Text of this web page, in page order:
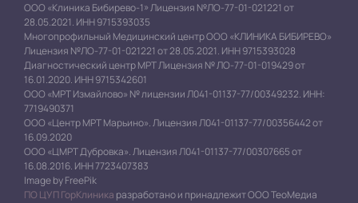
ООО «Клиника Бибирево-1» Лицензия №ЛО-77-01-021221 от
28.05.2021. ИНН 9715393035
Многопрофильный Медицинский центр ООО «КЛИНИКА БИБИРЕВО»
Лицензия №ЛО-77-01-021221 от 28.05.2021. ИНН 9715393028
Диагностический центр МРТ Лицензия № ЛО-77-01-019429 от
16.01.2020. ИНН 9715342601
ООО «МРТ Измайлово» № лицензии Л041-01137-77/00349232. ИНН:
7719490371
ООО «Центр МРТ Марьино». Лицензия Л041-01137-77/00356442 от
16.09.2020
ООО «ЦМРТ Дубровка». Лицензия Л041-01137-77/00307665 от
16.08.2016. ИНН 7723407383
Image by FreePik
ПО ЦУП ГорКлиника разработано и принадлежит ООО ТеоМедиа